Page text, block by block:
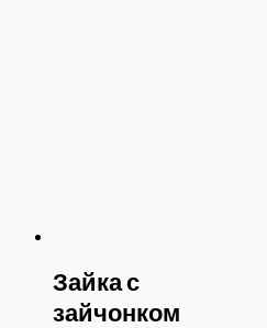
Зайка с
зайчонком